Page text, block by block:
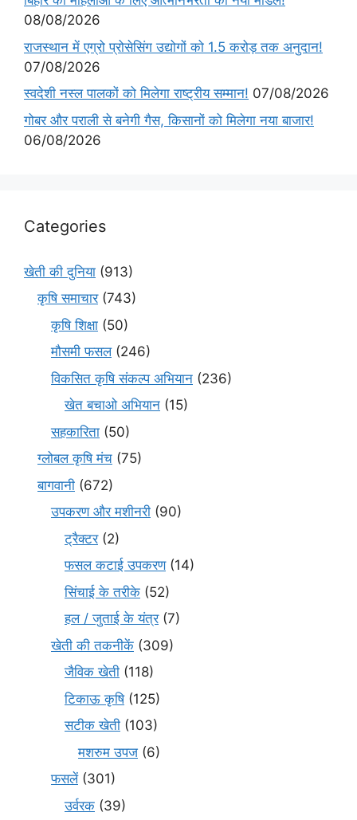
08/08/2026
राजस्थान में एग्रो प्रोसेसिंग उद्योगों को 1.5 करोड़ तक अनुदान!
07/08/2026
स्वदेशी नस्ल पालकों को मिलेगा राष्ट्रीय सम्मान! 07/08/2026
गोबर और पराली से बनेगी गैस, किसानों को मिलेगा नया बाजार!
06/08/2026
Categories
खेती की दुनिया (913)
कृषि समाचार(743)
कृषि शिक्षा (50)
मौसमी फसल(246)
विकसित कृषि संकल्प अभियान (236)
खेत बचाओ अभियान (15)
सहकारिता (50)
ग्लोबल कृषि मंच (75)
बागवानी (672)
उपकरण और मशीनरी (90)
ट्रैक्टर(2)
फसल कटाई उपकरण(14)
सिंचाई के तरीके (52)
हल / जुताई के यंत्र(7)
खेती की तकनीकें (309)
जैविक खेती (118)
टिकाऊ कृषि(125)
सटीक खेती (103)
मशरुम उपज (6)
फसलें(301)
उर्वरक (39)